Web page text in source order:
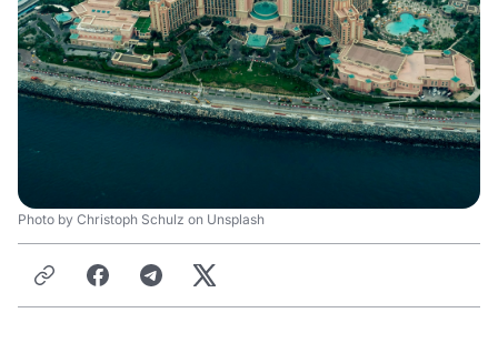
Photo by Christoph Schulz on Unsplash